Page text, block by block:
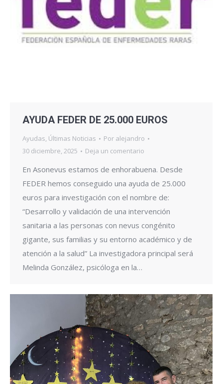
AYUDA FEDER DE 25.000 EUROS
Ayudas, Últimas Noticias Por alejandro
30 diciembre, 2025
Deja un comentario
En Asonevus estamos de enhorabuena. Desde
FEDER hemos conseguido una ayuda de 25.000
euros para investigación con el nombre de:
“Desarrollo y validación de una intervención
sanitaria a las personas con nevus congénito
gigante, sus familias y su entorno académico y de
atención a la salud” La investigadora principal será
Melinda González, psicóloga en la…